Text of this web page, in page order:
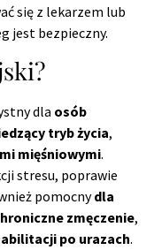
się z lekarzem lub
jest bezpieczny.
dla osób
tryb życia,
mięśniowymi.
stresu, poprawie
pomocnydla
zmęczenie,
po urazach.